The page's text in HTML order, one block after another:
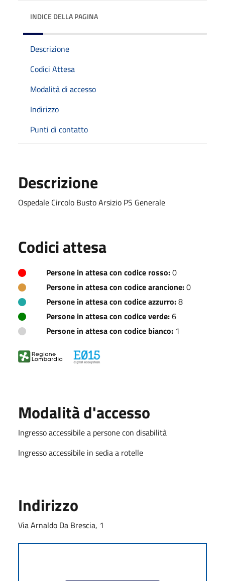
INDICE DELLA PAGINA
Descrizione
Codici Attesa
Modalità di accesso
Indirizzo
Punti di contatto
Descrizione
Ospedale Circolo Busto Arsizio PS Generale
Codici attesa
Persone in attesa con codice rosso:0
Persone in attesa con codice arancione:0
Persone in attesa con codice azzurro:8
Persone in attesa con codice verde:6
Persone in attesa con codice bianco: 1
Modalità d'accesso
Ingresso accessibile a persone con disabilità
Ingresso accessibile in sedia a rotelle
Indirizzo
Via Arnaldo Da Brescia, 1